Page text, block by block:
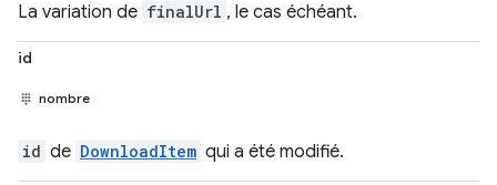
La variation de finalUrl , le cas échéant.
id
nombre
id de DownloadItem qui a été modifié.